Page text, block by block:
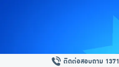
ติดต่อสอบถาม 1371